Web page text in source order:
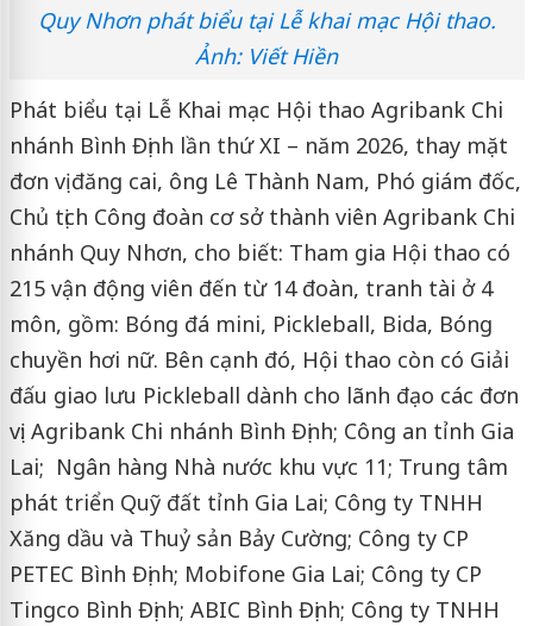
Quy Nhơn phát biểu tại Lễ khai mạc Hội thao.
Ảnh: Viết Hiền
Phát biểu tại Lễ Khai mạc Hội thao Agribank Chi
nhánh Bình Định lần thứ XI – năm 2026, thay mặt
đơn vị đăng cai, ông Lê Thành Nam, Phó giám đốc,
Chủ tịch Công đoàn cơ sở thành viên Agribank Chi
nhánh Quy Nhơn, cho biết: Tham gia Hội thao có
215 vận động viên đến từ 14 đoàn, tranh tài ở 4
môn, gồm: Bóng đá mini, Pickleball, Bida, Bóng
chuyền hơi nữ. Bên cạnh đó, Hội thao còn có Giải
đấu giao lưu Pickleball dành cho lãnh đạo các đơn
vị: Agribank Chi nhánh Bình Định; Công an tỉnh Gia
Lai; Ngân hàng Nhà nước khu vực 11; Trung tâm
phát triển Quỹ đất tỉnh Gia Lai; Công ty TNHH
Xăng dầu và Thuỷ sản Bảy Cường; Công ty CP
PETEC Bình Định; Mobifone Gia Lai; Công ty CP
Tingco Bình Định; ABIC Bình Định; Công ty TNHH